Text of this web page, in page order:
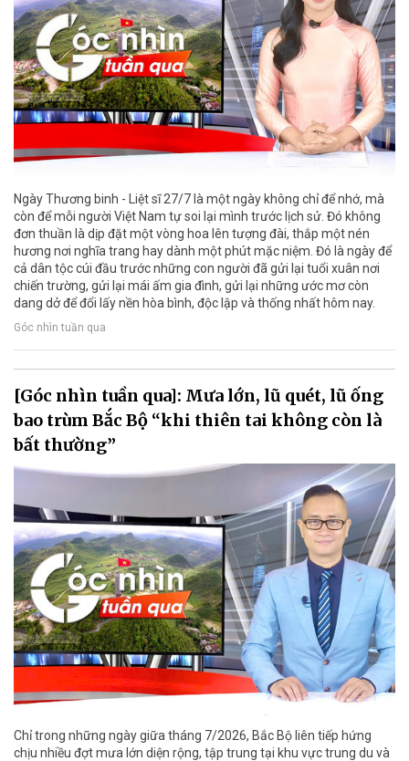
Ngày Thương binh - Liệt sĩ 27/7 là một ngày không chỉ để nhớ, mà
còn để mỗi người Việt Nam tự soi lại mình trước lịch sử. Đó không
đơn thuần là dịp đặt một vòng hoa lên tượng đài, thắp một nén
hương nơi nghĩa trang hay dành một phút mặc niệm. Đó là ngày để
cả dân tộc cúi đầu trước những con người đã gửi lại tuổi xuân nơi
chiến trường, gửi lại mái ấm gia đình, gửi lại những ước mơ còn
dang dở để đổi lấy nền hòa bình, độc lập và thống nhất hôm nay.
Góc nhìn tuần qua
[Góc nhìn tuần qua]: Mưa lớn, lũ quét, lũ ống
bao trùm Bắc Bộ “khi thiên tai không còn là
bất thường”
Chỉ trong những ngày giữa tháng 7/2026, Bắc Bộ liên tiếp hứng
chịu nhiều đợt mưa lớn diện rộng, tập trung tại khu vực trung du và